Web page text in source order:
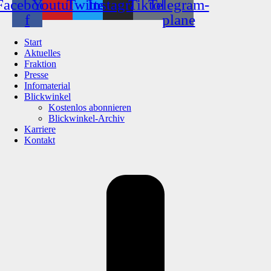
f
YoutubeTwitterInstagramTiktokTelegram-
plane
Start
Aktuelles
Fraktion
Presse
Infomaterial
Blickwinkel
Kostenlos abonnieren
Blickwinkel-Archiv
Karriere
Kontakt